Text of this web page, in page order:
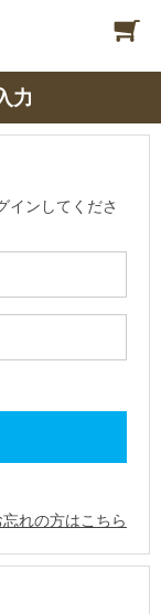
力
インしてくださ
れの方はこちら